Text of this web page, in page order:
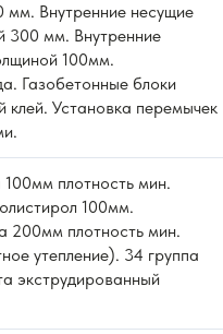
мм. Внутренние несущие
300 мм. Внутренние
100мм.
Газобетонные блоки
клей. Установка перемычек
плотность мин.
100мм.
200мм плотность мин.
утепление). 34 группа
экструдированный